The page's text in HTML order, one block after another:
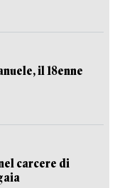
il 18enne
carcere di